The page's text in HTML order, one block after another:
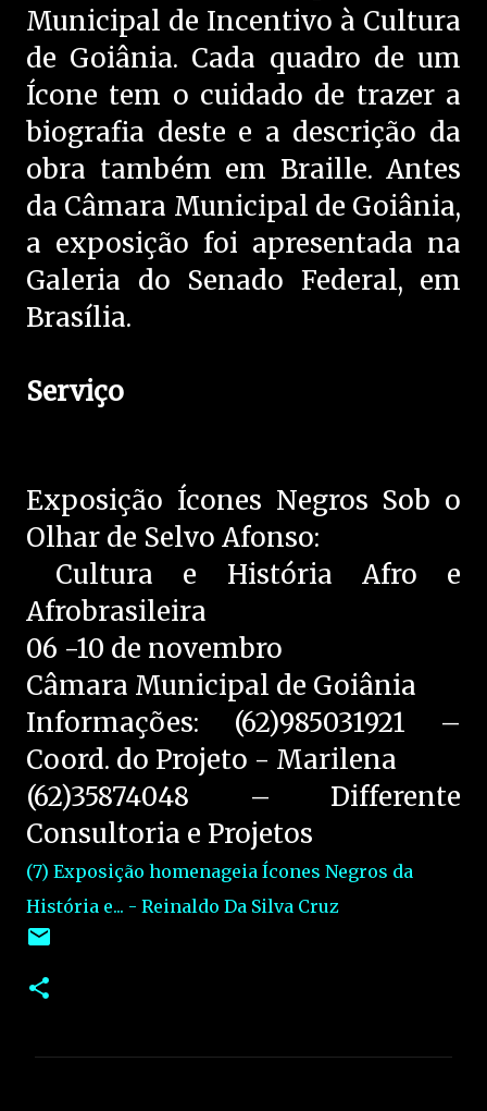
Municipal de Incentivo à Cultura
de Goiânia. Cada quadro de um
Ícone tem o cuidado de trazer a
biografia deste e a descrição da
obra também em Braille. Antes
da Câmara Municipal de Goiânia,
a exposição foi apresentada na
Galeria do Senado Federal, em
Brasília.
Serviço
Exposição Ícones Negros Sob o
Olhar de Selvo Afonso:
Cultura e História Afro e
Afrobrasileira
06 -10 de novembro
Câmara Municipal de Goiânia
Informações: (62)985031921 –
Coord. do Projeto - Marilena
(62)35874048 – Differente
Consultoria e Projetos
(7) Exposição homenageia Ícones Negros da
História e... - Reinaldo Da Silva Cruz